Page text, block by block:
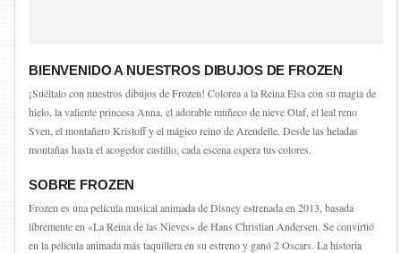
BIENVENIDO A NUESTROS DIBUJOS DE FROZEN
¡Suéltalo con nuestros dibujos de Frozen! Colorea a la Reina Elsa con su magia de
hielo, la valiente princesa Anna, el adorable muñeco de nieve Olaf, el leal reno
Sven, el montañero Kristoff y el mágico reino de Arendelle. Desde las heladas
montañas hasta el acogedor castillo, cada escena espera tus colores.
SOBRE FROZEN
Frozen es una película musical animada de Disney estrenada en 2013, basada
libremente en «La Reina de las Nieves» de Hans Christian Andersen. Se convirtió
en la película animada más taquillera en su estreno y ganó 2 Oscars. La historia